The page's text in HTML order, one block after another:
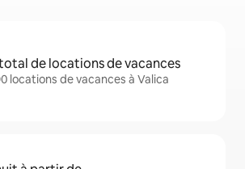
de locations de vacances
locations de vacances à Valica